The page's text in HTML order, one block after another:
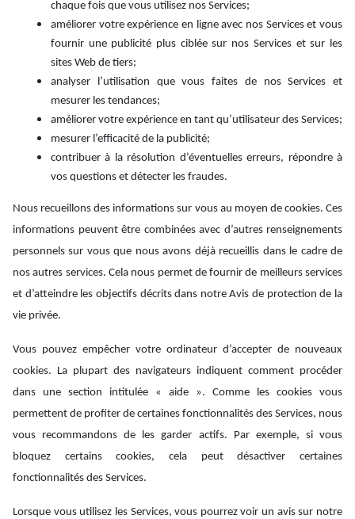
chaque fois que vous utilisez nos Services;
améliorer votre expérience en ligne avec nos Services et vous
fournir une publicité plus ciblée sur nos Services et sur les
sites Web de tiers;
analyser l’utilisation que vous faites de nos Services et
mesurer les tendances;
améliorer votre expérience en tant qu’utilisateur des Services;
mesurer l’efficacité de la publicité;
contribuer à la résolution d’éventuelles erreurs, répondre à
vos questions et détecter les fraudes.
Nous recueillons des informations sur vous au moyen de cookies. Ces
informations peuvent être combinées avec d’autres renseignements
personnels sur vous que nous avons déjà recueillis dans le cadre de
nos autres services. Cela nous permet de fournir de meilleurs services
et d’atteindre les objectifs décrits dans notre Avis de protection de la
vie privée.
Vous pouvez empêcher votre ordinateur d’accepter de nouveaux
cookies. La plupart des navigateurs indiquent comment procéder
dans une section intitulée « aide ». Comme les cookies vous
permettent de profiter de certaines fonctionnalités des Services, nous
vous recommandons de les garder actifs. Par exemple, si vous
bloquez certains cookies, cela peut désactiver certaines
fonctionnalités des Services.
Lorsque vous utilisez les Services, vous pourrez voir un avis sur notre